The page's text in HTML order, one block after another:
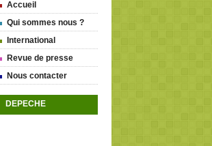
Accueil
Qui sommes nous ?
International
Revue de presse
Nous contacter
DEPECHE